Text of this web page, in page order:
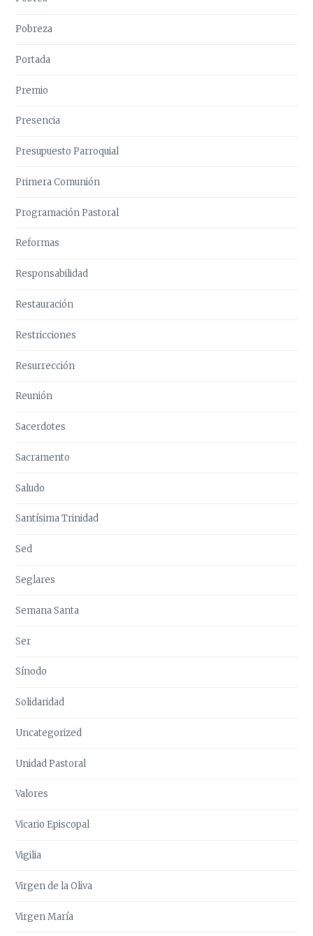
Pobreza
Portada
Premio
Presencia
Presupuesto Parroquial
Primera Comunión
Programación Pastoral
Reformas
Responsabilidad
Restauración
Restricciones
Resurrección
Reunión
Sacerdotes
Sacramento
Saludo
Santísima Trinidad
Sed
Seglares
Semana Santa
Ser
Sínodo
Solidaridad
Uncategorized
Unidad Pastoral
Valores
Vicario Episcopal
Vigilia
Virgen de la Oliva
Virgen María